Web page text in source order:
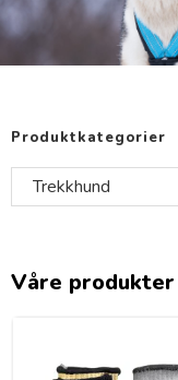
Produktkategorier
Våre produkter